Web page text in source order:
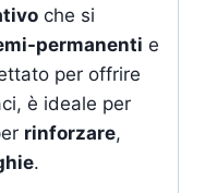
che si
permanenti e
per offrire
è ideale per
rinforzare,
.